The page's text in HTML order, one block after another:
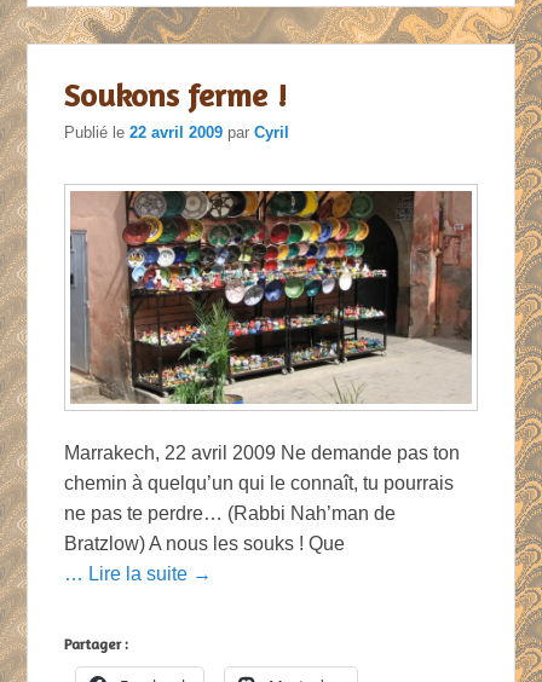
Soukons ferme !
Publié le22 avril 2009 parCyril
Marrakech, 22 avril 2009 Ne demande pas ton
chemin à quelqu’un qui le connaît, tu pourrais
ne pas te perdre… (Rabbi Nah’man de
Bratzlow) A nous les souks ! Que
… Lire la suite →
Partager :